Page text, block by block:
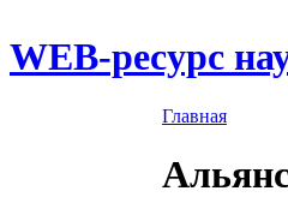
WEB-ресурс
Главная